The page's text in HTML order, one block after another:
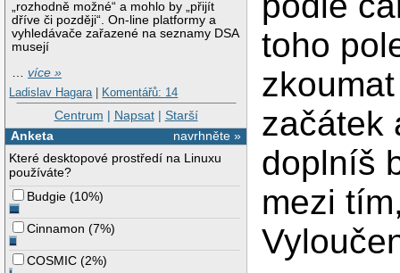
„rozhodně možné“ a mohlo by „přijít
dříve či později“. On-line platformy a
vyhledávače zařazené na seznamy DSA
musejí
…více »
Ladislav Hagara | Komentářů: 14
Centrum | Napsat| Starší
navrhněte »
Anketa
Které desktopové prostředí na Linuxu
používáte?
Budgie (10%)
Cinnamon (7%)
COSMIC (2%)
toho
začátek
doplníš
mezi